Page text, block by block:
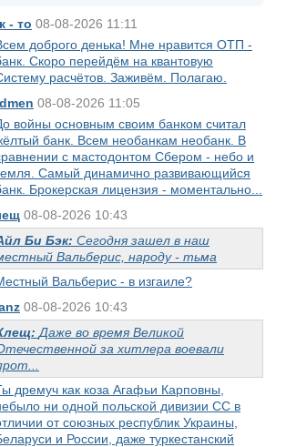
- то 08-08-2026 11:11
доброго денька! Мне нравится ОТП -
Скоро перейдём на квантовую
расчётов. Заживём. Полагаю.
08-08-2026 11:05
войны основным своим банком считал
банк. Всем необанкам необанк. В
с мастодонтом Сбером - небо и
Самый динамично развивающийся
Брокерская лицензия - моментально...
08-08-2026 10:43
Би Бэк: Сегодня зашел в наш
Вальберис, народу - тьма
Вальберис - в изгаиле?
08-08-2026 10:43
Даже во время Великой
за хитлера воевали
дремуч как коза Агафьи Карповны,
ни одной польской дивизии СС в
от союзных республик Украины,
и России, даже туркестанский